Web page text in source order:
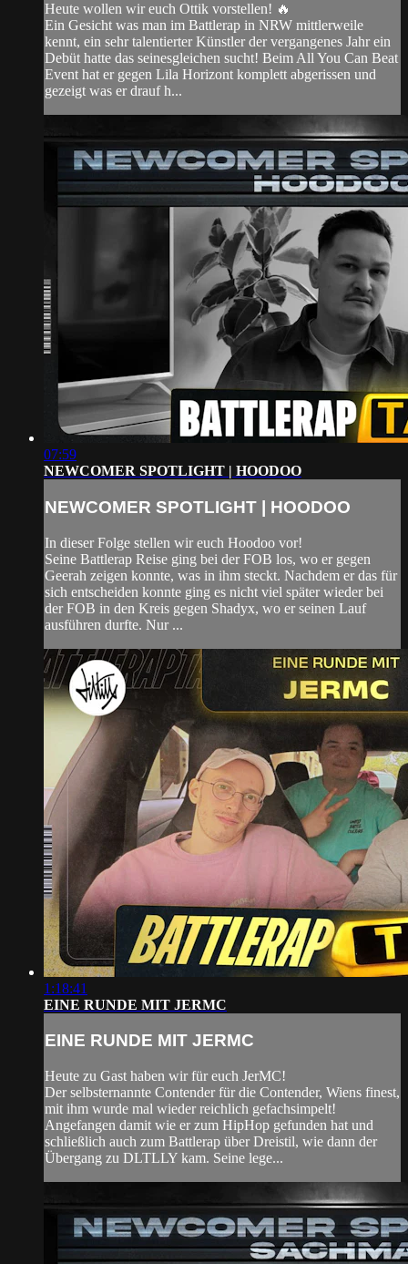
Heute wollen wir euch Ottik vorstellen! 🔥
Ein Gesicht was man im Battlerap in NRW mittlerweile
kennt, ein sehr talentierter Künstler der vergangenes Jahr ein
Debüt hatte das seinesgleichen sucht! Beim All You Can Beat
Event hat er gegen Lila Horizont komplett abgerissen und
gezeigt was er drauf h...
07:59
NEWCOMER SPOTLIGHT | HOODOO
NEWCOMER SPOTLIGHT | HOODOO
In dieser Folge stellen wir euch Hoodoo vor!
Seine Battlerap Reise ging bei der FOB los, wo er gegen
Geerah zeigen konnte, was in ihm steckt. Nachdem er das für
sich entscheiden konnte ging es nicht viel später wieder bei
der FOB in den Kreis gegen Shadyx, wo er seinen Lauf
ausführen durfte. Nur ...
1:18:41
EINE RUNDE MIT JERMC
EINE RUNDE MIT JERMC
Heute zu Gast haben wir für euch JerMC!
Der selbsternannte Contender für die Contender, Wiens finest,
mit ihm wurde mal wieder reichlich gefachsimpelt!
Angefangen damit wie er zum HipHop gefunden hat und
schließlich auch zum Battlerap über Dreistil, wie dann der
Übergang zu DLTLLY kam. Seine lege...